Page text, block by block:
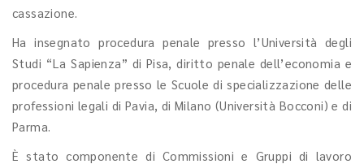
cassazione.
Ha insegnato procedura penale presso l’Università degli
Studi “La Sapienza” di Pisa, diritto penale dell’economia e
procedura penale presso le Scuole di specializzazione delle
professioni legali di Pavia, di Milano (Università Bocconi) e di
Parma.
È stato componente di Commissioni e Gruppi di lavoro